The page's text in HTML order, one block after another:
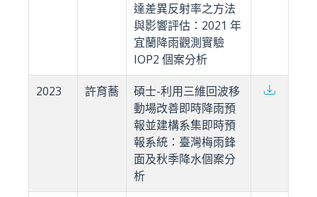
達差異反射率之方法
與影響評估：2021 年
宜蘭降雨觀測實驗
IOP2 個案分析
2023 許育蕎
碩士-利用三維回波移
動場改善即時降雨預
報並建構系集即時預
報系統：臺灣梅雨鋒
面及秋季降水個案分
析